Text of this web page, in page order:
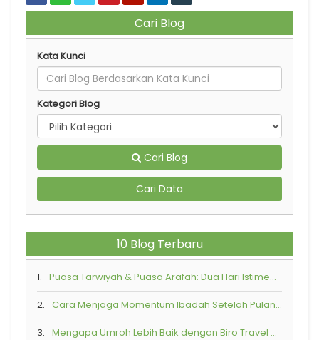
Cari Blog
Kata Kunci
Kategori Blog
Cari Blog
Cari Data
10 Blog Terbaru
1. Puasa Tarwiyah & Puasa Arafah: Dua Hari Istimewa Penuh Keutamaan di Bulan Zulhijah
2. Cara Menjaga Momentum Ibadah Setelah Pulang dari Tanah Suci
3. Mengapa Umroh Lebih Baik dengan Biro Travel Resmi?